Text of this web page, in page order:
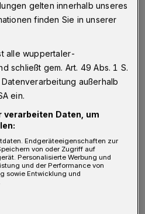
Vorausplanen
verbunden ist, sind
gefragter denn je.
Beispiel Ziele an, die
mit dem Auto
Sie wünschen sich
Strand? Während die
gelten innerhalb unseres
finden Sie in unserer
alle wuppertaler-
schließt gem. Art. 49 Abs. 1 S.
außerhalb
ein.
verarbeiten Daten, um
Endgeräteeigenschaften zur
von oder Zugriff auf
Personalisierte Werbung und
und der Performance von
sowie Entwicklung und